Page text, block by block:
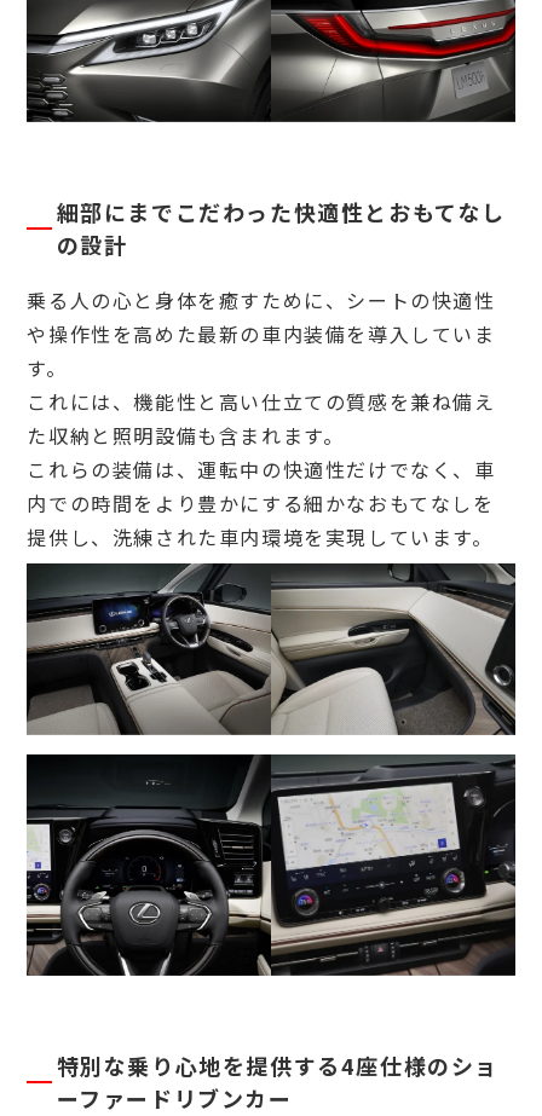
細部にまでこだわった快適性とおもてなし
の設計
乗る人の心と身体を癒すために、シートの快適性
や操作性を高めた最新の車内装備を導入していま
す。
これには、機能性と高い仕立ての質感を兼ね備え
た収納と照明設備も含まれます。
これらの装備は、運転中の快適性だけでなく、車
内での時間をより豊かにする細かなおもてなしを
提供し、洗練された車内環境を実現しています。
特別な乗り心地を提供する4座仕様のショ
ーファードリブンカー